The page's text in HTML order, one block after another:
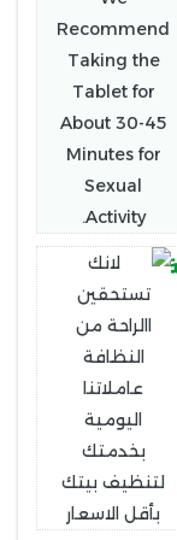
عاملاتنا